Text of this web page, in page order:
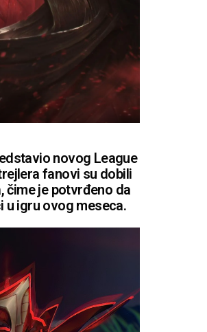
novog League
fanovi su dobili
čime je potvrđeno da
u igru ovog meseca.